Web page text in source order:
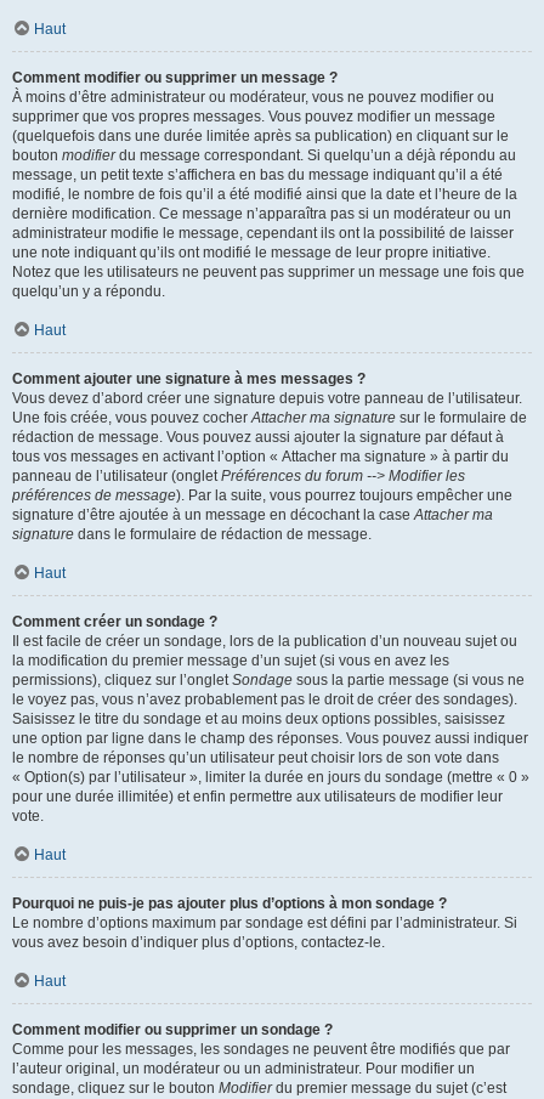
Haut
Comment modifier ou supprimer un message ?
À moins d’être administrateur ou modérateur, vous ne pouvez modifier ou
supprimer que vos propres messages. Vous pouvez modifier un message
(quelquefois dans une durée limitée après sa publication) en cliquant sur le
bouton modifierdu message correspondant. Si quelqu’un a déjà répondu au
message, un petit texte s’affichera en bas du message indiquant qu’il a été
modifié, le nombre de fois qu’il a été modifié ainsi que la date et l’heure de la
dernière modification. Ce message n’apparaîtra pas si un modérateur ou un
administrateur modifie le message, cependant ils ont la possibilité de laisser
une note indiquant qu’ils ont modifié le message de leur propre initiative.
Notez que les utilisateurs ne peuvent pas supprimer un message une fois que
quelqu’un y a répondu.
Haut
Comment ajouter une signature à mes messages ?
Vous devez d’abord créer une signature depuis votre panneau de l’utilisateur.
Une fois créée, vous pouvez cocherAttacher ma signature sur le formulaire de
rédaction de message. Vous pouvez aussi ajouter la signature par défaut à
tous vos messages en activant l’option « Attacher ma signature » à partir du
panneau de l’utilisateur (ongletPréférences du forum --> Modifier les
préférences de message). Par la suite, vous pourrez toujours empêcher une
signature d’être ajoutée à un message en décochant la caseAttacher ma
signature dans le formulaire de rédaction de message.
Haut
Comment créer un sondage ?
Il est facile de créer un sondage, lors de la publication d’un nouveau sujet ou
la modification du premier message d’un sujet (si vous en avez les
permissions), cliquez sur l’ongletSondage sous la partie message (si vous ne
le voyez pas, vous n’avez probablement pas le droit de créer des sondages).
Saisissez le titre du sondage et au moins deux options possibles, saisissez
une option par ligne dans le champ des réponses. Vous pouvez aussi indiquer
le nombre de réponses qu’un utilisateur peut choisir lors de son vote dans
« Option(s) par l’utilisateur », limiter la durée en jours du sondage (mettre « 0 »
pour une durée illimitée) et enfin permettre aux utilisateurs de modifier leur
vote.
Haut
Pourquoi ne puis-je pas ajouter plus d’options à mon sondage ?
Le nombre d’options maximum par sondage est défini par l’administrateur. Si
vous avez besoin d’indiquer plus d’options, contactez-le.
Haut
Comment modifier ou supprimer un sondage ?
Comme pour les messages, les sondages ne peuvent être modifiés que par
l’auteur original, un modérateur ou un administrateur. Pour modifier un
sondage, cliquez sur le bouton Modifierdu premier message du sujet (c’est